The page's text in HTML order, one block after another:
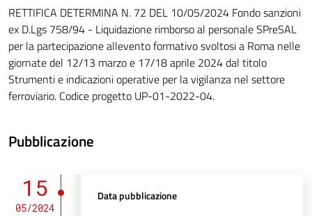
RETTIFICA DETERMINA N. 72 DEL 10/05/2024 Fondo sanzioni
ex D.Lgs 758/94 - Liquidazione rimborso al personale SPreSAL
per la partecipazione allevento formativo svoltosi a Roma nelle
giornate del 12/13 marzo e 17/18 aprile 2024 dal titolo
Strumenti e indicazioni operative per la vigilanza nel settore
ferroviario. Codice progetto UP-01-2022-04.
Pubblicazione
15
05/2024
Data pubblicazione